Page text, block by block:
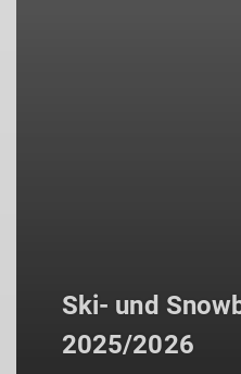
Ski- und
2025/2026